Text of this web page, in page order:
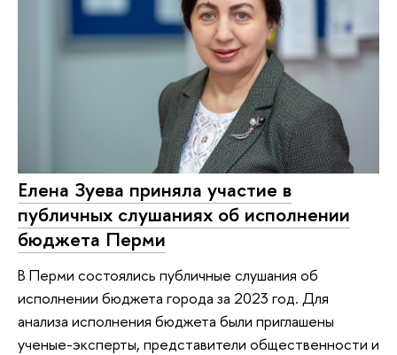
Елена Зуева приняла участие в
публичных слушаниях об исполнении
бюджета Перми
В Перми состоялись публичные слушания об
исполнении бюджета города за 2023 год. Для
анализа исполнения бюджета были приглашены
ученые-эксперты, представители общественности и